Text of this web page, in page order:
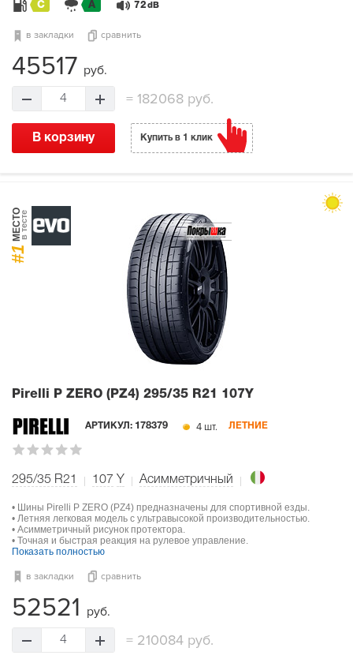
C A 72 dB
в закладки сравнить
45517 руб.
4 = 182068 руб.
В корзину Купить в 1 клик
#1
МЕСТОв тесте
Pirelli P ZERO (PZ4) 295/35 R21 107Y
АРТИКУЛ: 178379 4 шт. ЛЕТНИЕ
295/35 R21 107 Y Асимметричный
• Шины Pirelli P ZERO (PZ4) предназначены для спортивной езды.
• Летняя легковая модель с ультравысокой производительностью.
• Асимметричный рисунок протектора.
• Точная и быстрая реакция на рулевое управление.
Показать полностью
в закладки сравнить
52521 руб.
4 = 210084 руб.